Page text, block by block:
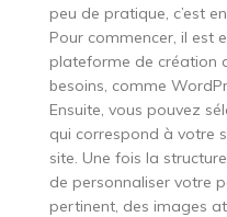
peu de pratique, c’est
Pour commencer, il est
plateforme de création
besoins, comme
Ensuite, vous pouvez
qui correspond à votre
site. Une fois la
de personnaliser votre
pertinent, des images